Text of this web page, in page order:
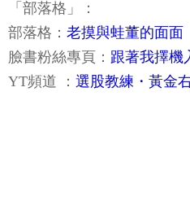
「部落格」：
部落格： 老摸與蛙董的面面
臉書粉絲專頁： 跟著我擇機
YT頻道 ： 選股教練・黃金